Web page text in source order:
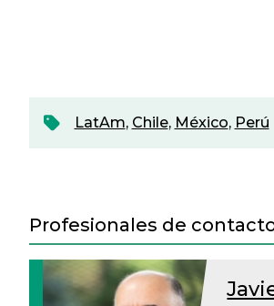
LatAm, Chile, México, Perú
Profesionales de